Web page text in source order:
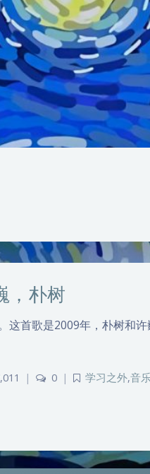
，朴树
这首歌是2009年，朴树和
| 0 | 学习之外,音